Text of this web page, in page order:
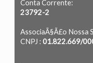
Conta Corrente:
23792-2
AssociaÃ§Ã£o Nossa
CNPJ : 01.822.669/